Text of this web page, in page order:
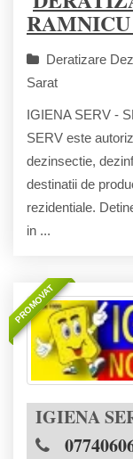
Deratizare
Sarat
IGIENA SERV -
SERV este
dezinsectie,
destinatii de
rezidentiale.
in ...
PROMOVAT
IGIENA